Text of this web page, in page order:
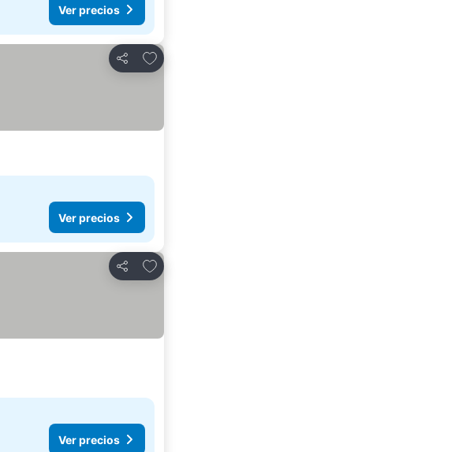
Ver precios
Compartir
Añadir a favoritos
Ver precios
Compartir
Añadir a favoritos
Ver precios